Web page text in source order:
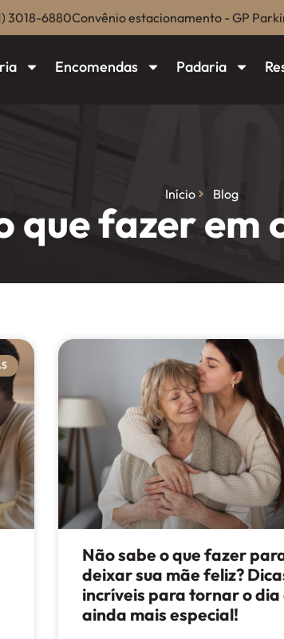
3018-6880Convênio estacionamento - GP
Encomendas Padaria
Início Blog
que fazer em
Não sabe o que fazer
deixar sua mãe feliz?
incríveis para tornar o dia
ainda mais especial!